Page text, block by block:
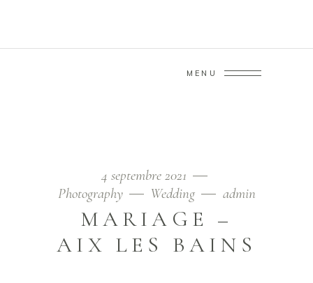
MENU
4 septembre 2021
Photography
Wedding admin
MARIAGE –
AIX LES BAINS